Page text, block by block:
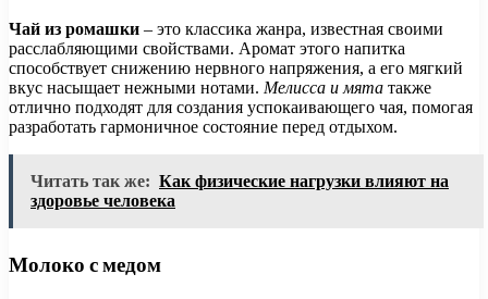
Чай из ромашки – это классика жанра, известная своими
расслабляющими свойствами. Аромат этого напитка
способствует снижению нервного напряжения, а его мягкий
вкус насыщает нежными нотами. Мелисса и мята также
отлично подходят для создания успокаивающего чая, помогая
разработать гармоничное состояние перед отдыхом.
Читать так же: Как физические нагрузки влияют на
здоровье человека
Молоко с медом